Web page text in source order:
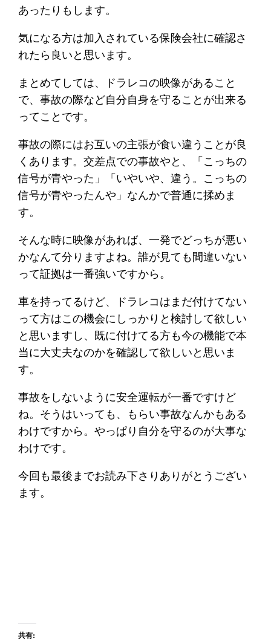
あったりもします。
気になる方は加入されている保険会社に確認さ
れたら良いと思います。
まとめてしては、ドラレコの映像があること
で、事故の際など自分自身を守ることが出来る
ってことです。
事故の際にはお互いの主張が食い違うことが良
くあります。交差点での事故やと、「こっちの
信号が青やった」「いやいや、違う。こっちの
信号が青やったんや」なんかで普通に揉めま
す。
そんな時に映像があれば、一発でどっちが悪い
かなんて分りますよね。誰が見ても間違いない
って証拠は一番強いですから。
車を持ってるけど、ドラレコはまだ付けてない
って方はこの機会にしっかりと検討して欲しい
と思いますし、既に付けてる方も今の機能で本
当に大丈夫なのかを確認して欲しいと思いま
す。
事故をしないように安全運転が一番ですけど
ね。そうはいっても、もらい事故なんかもある
わけですから。やっぱり自分を守るのが大事な
わけです。
今回も最後までお読み下さりありがとうござい
ます。
共有: